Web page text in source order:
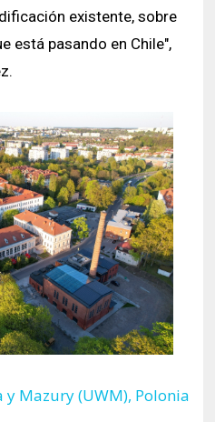
existente, sobre
está pasando en Chile",
Mazury (UWM), Polonia